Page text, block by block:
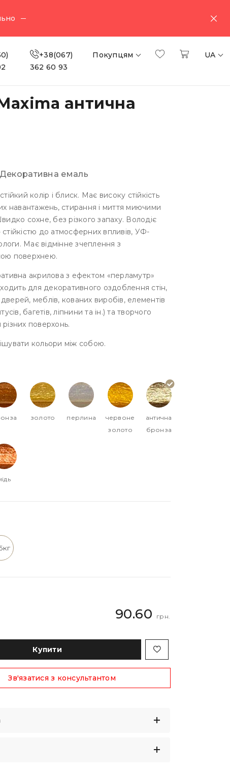
+38(067)
362 60 93
Покупцям UA
антична
Декоративна емаль
колір і блиск. Має високу стійкість
навантажень, стирання і миття миючими
сохне, без різкого запаху. Володіє
до атмосферних впливів, УФ-
Має відмінне зчеплення з
поверхнею.
акрилова з ефектом «перламутр»
для декоративного оздоблення стін,
дверей, меблів, кованих виробів, елементів
багетів, ліпнини та ін.) та творчого
поверхонь.
кольори між собою.
золото перлина
червоне
золото
антична
бронза
90.60 грн.
Купити
Зв'язатися з консультантом